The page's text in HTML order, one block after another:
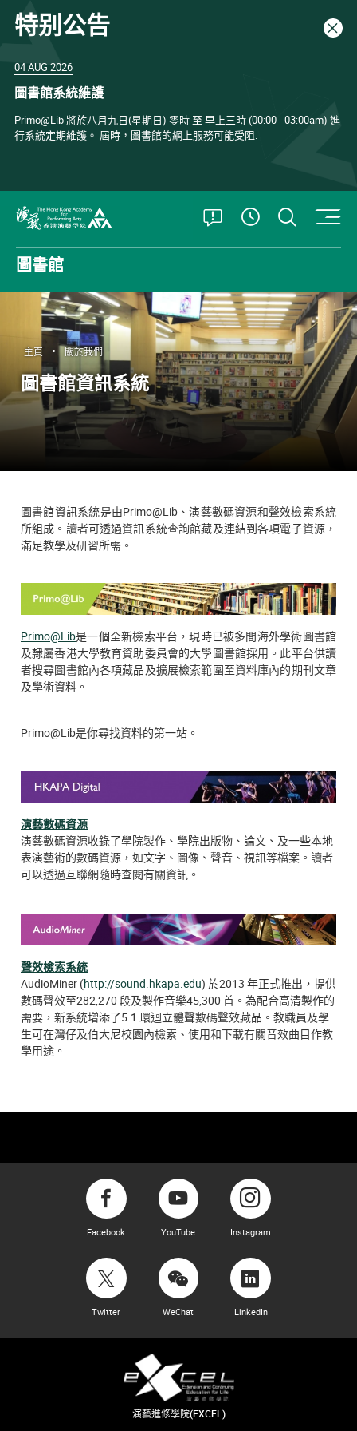
特别公告 關閉
04 AUG 2026
圖書館系統維護
Primo@Lib 將於八月九日(星期日) 零時 至 早上三時 (00:00 - 03:00am) 進
行系統定期維護。 屆時，圖書館的網上服務可能受阻.
打開特別公告
查看開放時
打開
圖書館
主頁 關於我們
圖書館資訊系統
圖書館資訊系統是由Primo@Lib、演藝數碼資源和聲效檢索系統
所組成。讀者可透過資訊系統查詢館藏及連結到各項電子資源，
滿足教學及研習所需。
Primo@Lib是一個全新檢索平台，現時已被多間海外學術圖書館
及隸屬香港大學教育資助委員會的大學圖書館採用。此平台供讀
者搜尋圖書館內各項藏品及擴展檢索範圍至資料庫內的期刊文章
及學術資料。
Primo@Lib是你尋找資料的第一站。
演藝數碼資源
演藝數碼資源收錄了學院製作、學院出版物、論文、及一些本地
表演藝術的數碼資源，如文字、圖像、聲音、視訊等檔案。讀者
可以透過互聯網隨時查閱有關資訊。
聲效檢索系統
AudioMiner (http://sound.hkapa.edu) 於2013 年正式推出，提供
數碼聲效至282,270 段及製作音樂45,300 首。為配合高清製作的
需要，新系統增添了5.1 環迴立體聲數碼聲效藏品。教職員及學
生可在灣仔及伯大尼校園內檢索、使用和下載有關音效曲目作教
學用途。
Facebook YouTube Instagram
Twitter WeChat LinkedIn
演藝進修學院(EXCEL)